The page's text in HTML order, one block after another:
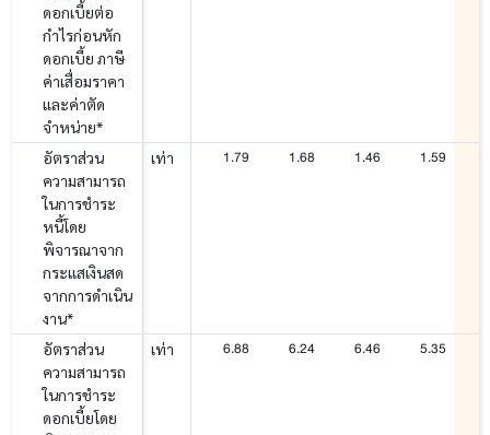
ดอกเบี้ยต่อ
กำไรก่อนหัก
ดอกเบี้ย ภาษี
ค่าเสื่อมราคา
และค่าตัด
จำหน่าย*
อัตราส่วน
ความสามารถ
ในการชำระ
หนี้โดย
พิจารณาจาก
กระแสเงินสด
จากการดำเนิน
งาน*
เท่า 1.79 1.68 1.46 1.59
อัตราส่วน
ความสามารถ
ในการชำระ
ดอกเบี้ยโดย
เท่า 6.88 6.24 6.46 5.35